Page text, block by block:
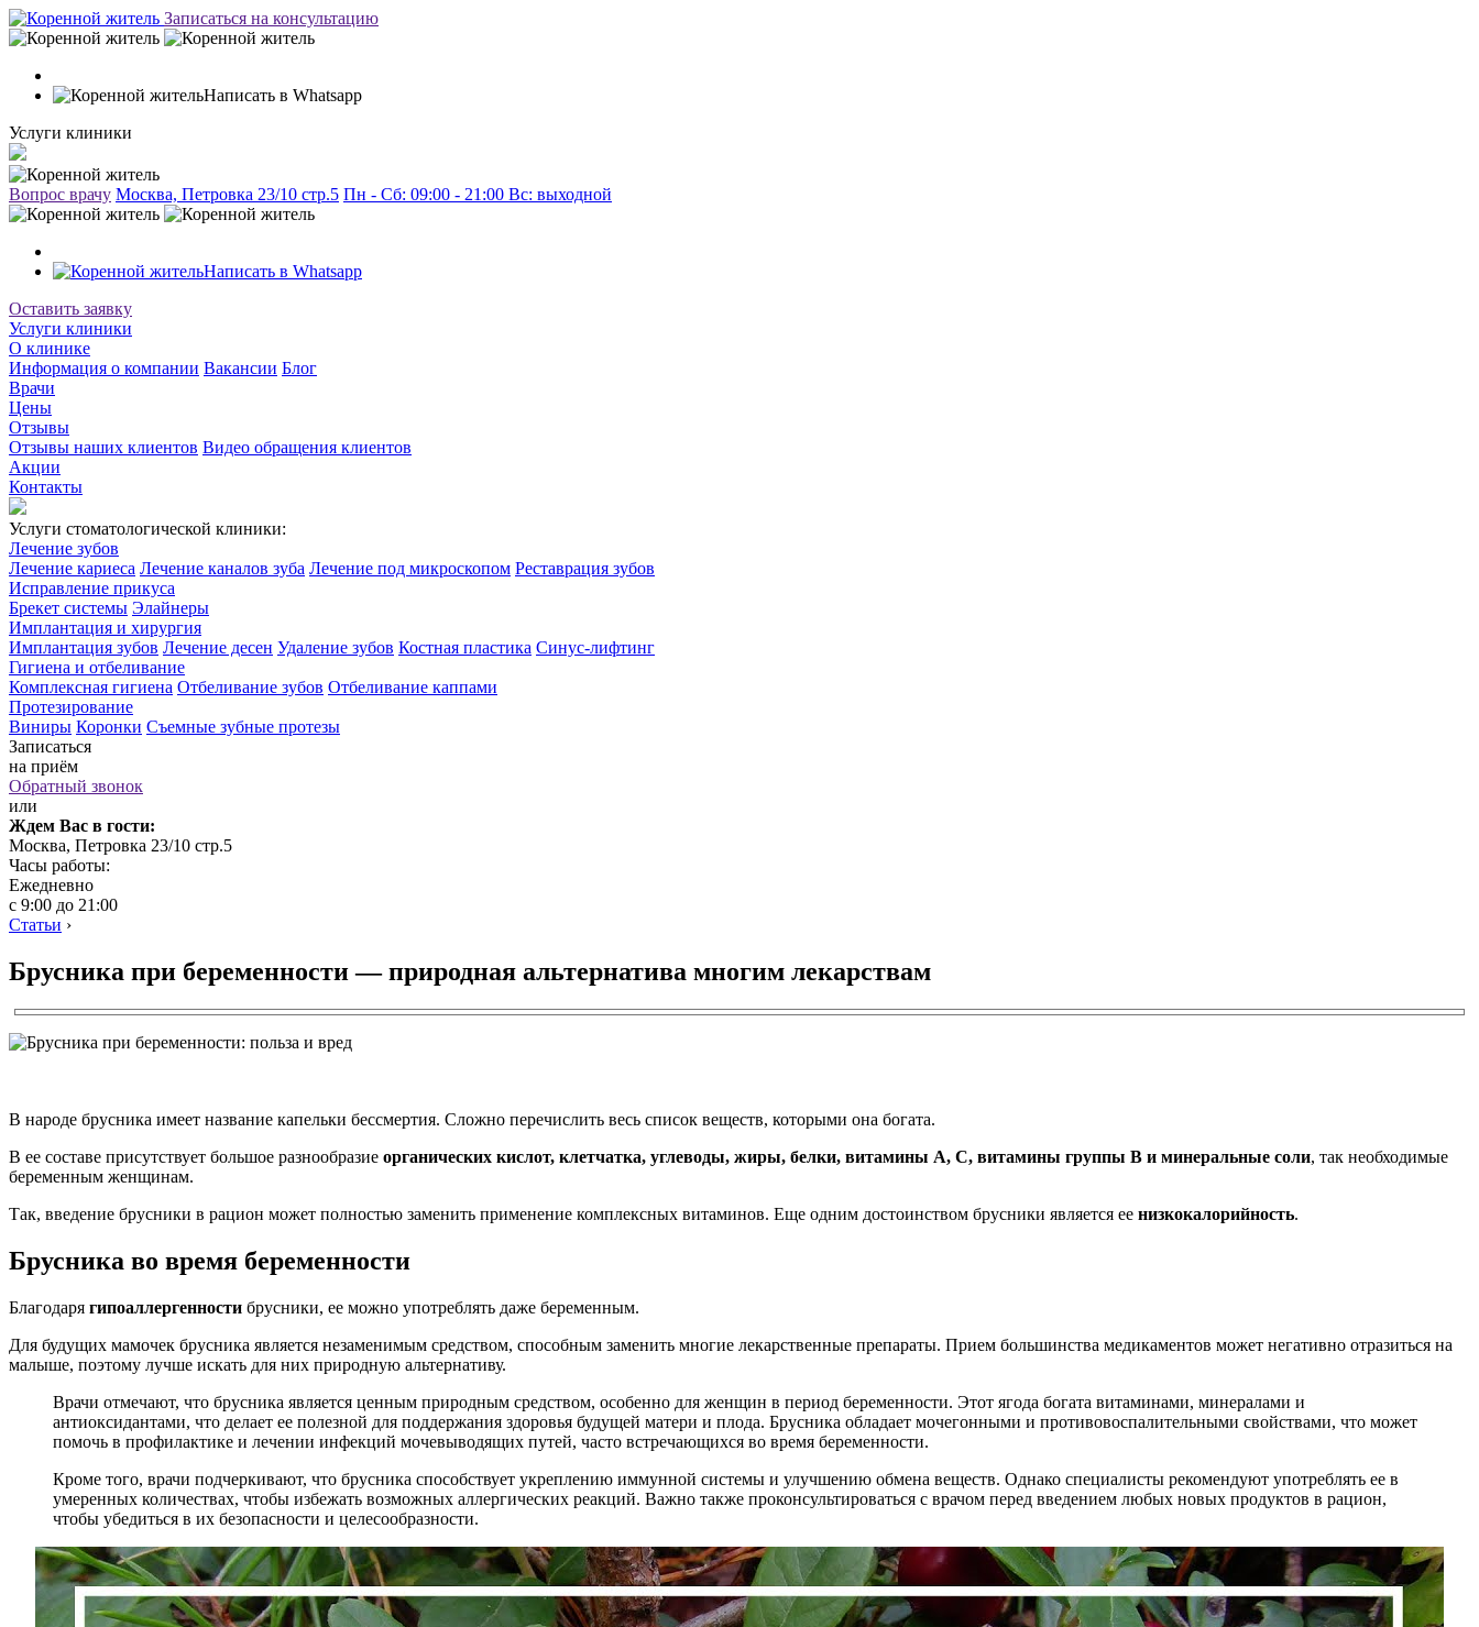
Записаться на консультацию
Написать в Whatsapp
Услуги клиники
Вопрос врачу Москва, Петровка 23/10 стр.5 Пн - Сб: 09:00 - 21:00 Вc: выходной
Написать в Whatsapp
Оставить заявку
Услуги клиники
О клинике
Информация о компании Вакансии Блог
Врачи
Цены
Отзывы
Отзывы наших клиентов Видео обращения клиентов
Акции
Контакты
Услуги стоматологической клиники:
Лечение зубов
Лечение кариеса Лечение каналов зуба Лечение под микроскопом Реставрация зубов
Исправление прикуса
Брекет системы Элайнеры
Имплантация и хирургия
Имплантация зубов Лечение десен Удаление зубов Костная пластика Синус-лифтинг
Гигиена и отбеливание
Комплексная гигиена Отбеливание зубов Отбеливание каппами
Протезирование
Виниры Коронки Съемные зубные протезы
Записаться
на приём
Обратный звонок
или
Ждем Вас в гости:
Москва, Петровка 23/10 стр.5
Часы работы:
Ежедневно
с 9:00 до 21:00
Статьи ›
Брусника при беременности — природная альтернатива многим лекарствам
В народе брусника имеет название капельки бессмертия. Сложно перечислить весь список веществ, которыми она богата.
В ее составе присутствует большое разнообразие органических кислот, клетчатка, углеводы, жиры, белки, витамины А, С, витамины группы В и минеральные соли, так необходимые
беременным женщинам.
Так, введение брусники в рацион может полностью заменить применение комплексных витаминов. Еще одним достоинством брусники является ее низкокалорийность.
Брусника во время беременности
Благодаря гипоаллергенности брусники, ее можно употреблять даже беременным.
Для будущих мамочек брусника является незаменимым средством, способным заменить многие лекарственные препараты. Прием большинства медикаментов может негативно отразиться на
малыше, поэтому лучше искать для них природную альтернативу.
Врачи отмечают, что брусника является ценным природным средством, особенно для женщин в период беременности. Этот ягода богата витаминами, минералами и
антиоксидантами, что делает ее полезной для поддержания здоровья будущей матери и плода. Брусника обладает мочегонными и противовоспалительными свойствами, что может
помочь в профилактике и лечении инфекций мочевыводящих путей, часто встречающихся во время беременности.
Кроме того, врачи подчеркивают, что брусника способствует укреплению иммунной системы и улучшению обмена веществ. Однако специалисты рекомендуют употреблять ее в
умеренных количествах, чтобы избежать возможных аллергических реакций. Важно также проконсультироваться с врачом перед введением любых новых продуктов в рацион,
чтобы убедиться в их безопасности и целесообразности.